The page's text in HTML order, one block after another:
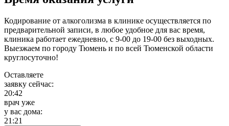
Кодирование от алкоголизма в клинике осуществляется по
предварительной записи, в любое удобное для вас время,
клиника работает ежедневно, с 9-00 до 19-00 без выходных.
Выезжаем по городу Тюмень и по всей Тюменской области
круглосуточно!
Оставляете
заявку сейчас:
20:42
врач уже
у вас дома:
21:21